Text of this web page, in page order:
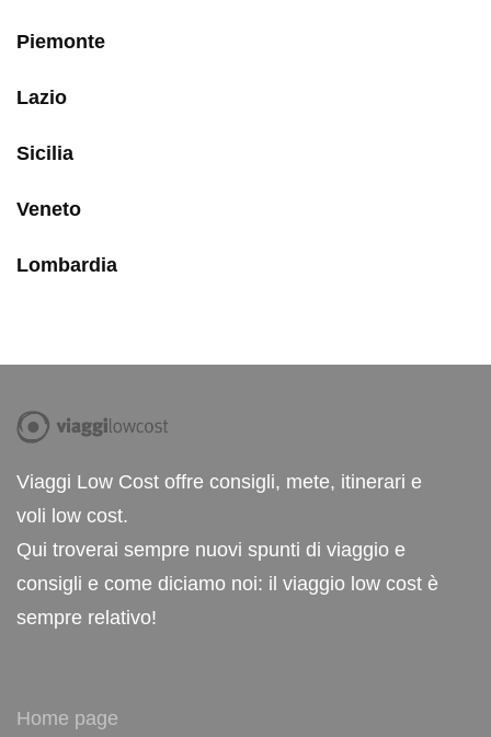
Piemonte
Lazio
Sicilia
Veneto
Lombardia
Viaggi Low Cost offre consigli, mete, itinerari e
voli low cost.
Qui troverai sempre nuovi spunti di viaggio e
consigli e come diciamo noi: il viaggio low cost è
sempre relativo!
Home page